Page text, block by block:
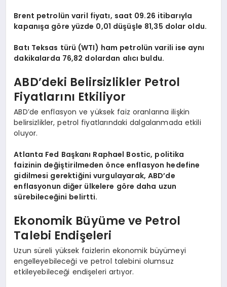
Brent petrolün varil fiyatı, saat 09.26 itibarıyla
kapanışa göre yüzde 0,01 düşüşle 81,35 dolar oldu.
Batı Teksas türü (WTI) ham petrolün varili ise aynı
dakikalarda 76,82 dolardan alıcı buldu.
ABD’deki Belirsizlikler Petrol
Fiyatlarını Etkiliyor
ABD’de enflasyon ve yüksek faiz oranlarına ilişkin
belirsizlikler, petrol fiyatlarındaki dalgalanmada etkili
oluyor.
Atlanta Fed Başkanı Raphael Bostic, politika
faizinin değiştirilmeden önce enflasyon hedefine
gidilmesi gerektiğini vurgulayarak, ABD’de
enflasyonun diğer ülkelere göre daha uzun
sürebileceğini belirtti.
Ekonomik Büyüme ve Petrol
Talebi Endişeleri
Uzun süreli yüksek faizlerin ekonomik büyümeyi
engelleyebileceği ve petrol talebini olumsuz
etkileyebileceği endişeleri artıyor.